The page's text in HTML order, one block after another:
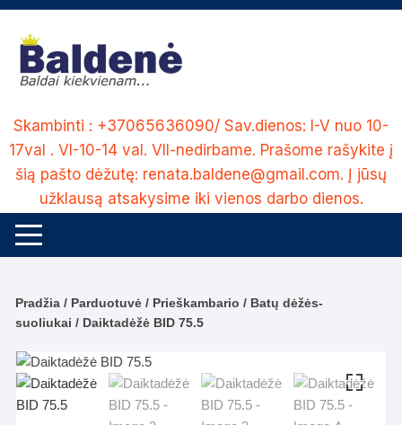
Skip
content
Skambinti : +37065636090/ Sav.dienos: I-V nuo 10-
17val . VI-10-14 val. VII-nedirbame. Prašome rašykite į
šią pašto dėžutę: renata.baldene@gmail.com. Į jūsų
užklausą atsakysime iki vienos darbo dienos.
Pradžia / Parduotuvė / Prieškambario / Batų dėžės-
suoliukai / Daiktadėžė BID 75.5